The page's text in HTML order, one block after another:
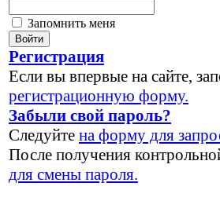
Запомнить меня
Регистрация
Если вы впервые на сайте,
регистрационную форму.
Забыли свой пароль?
Следуйте на форму для
После получения
для смены пароля.